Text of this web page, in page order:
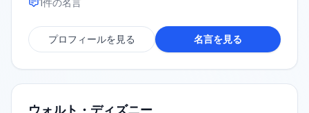
1件の名言
プロフィールを見る 名言を見る
ウォルト・ディズニー